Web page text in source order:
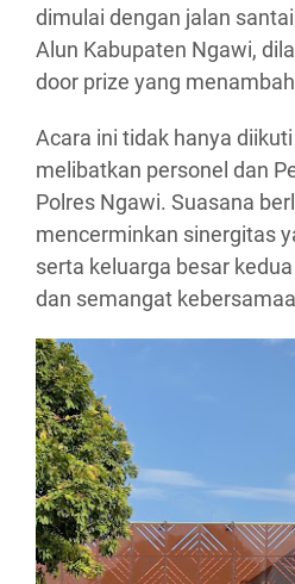
dimulai dengan jalan
Alun Kabupaten Ngawi,
door prize yang
Acara ini tidak hanya
melibatkan personel dan
Polres Ngawi. Suasana
mencerminkan sinergitas
serta keluarga besar
dan semangat